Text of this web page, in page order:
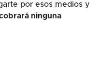
por esos medios y
ninguna